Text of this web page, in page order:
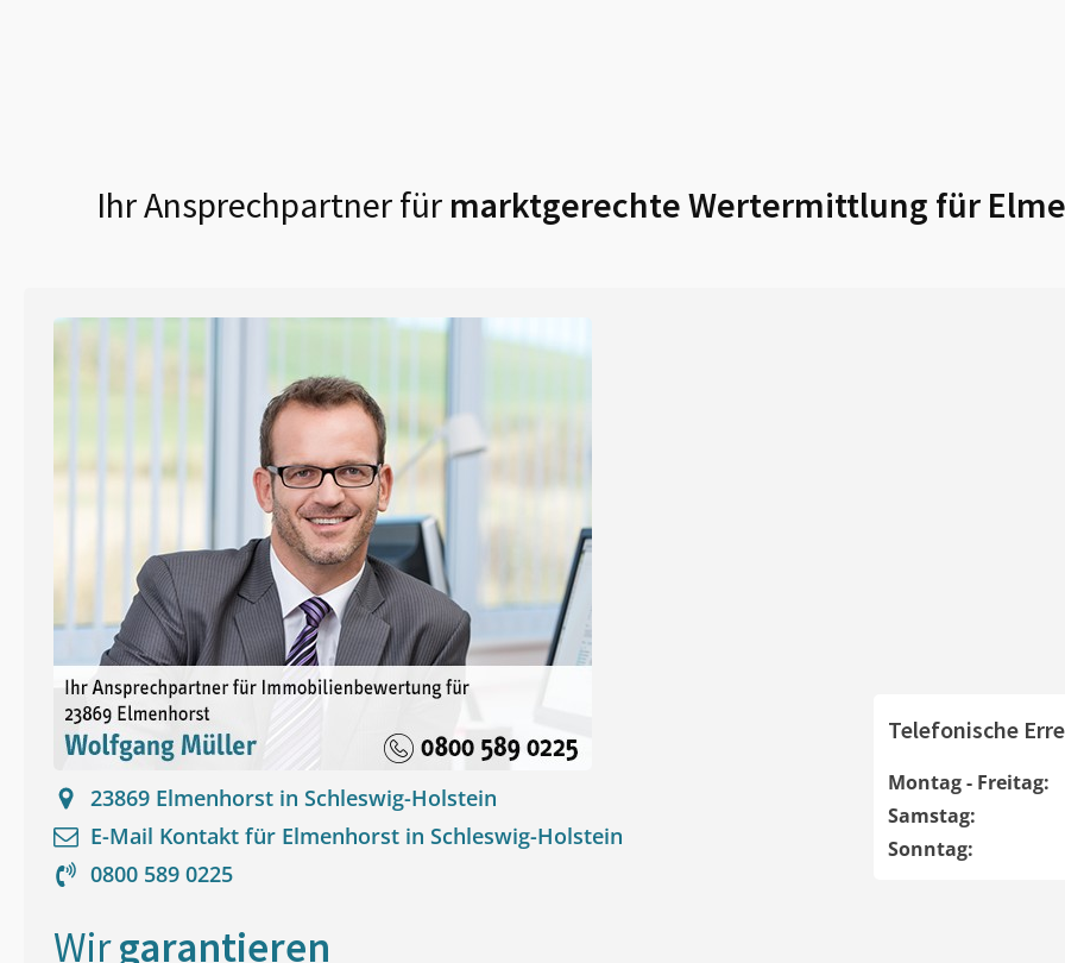
Ihr Ansprechpartner fürmarktgerechte Wertermittlung für
23869 Elmenhorst in Schleswig-Holstein
E-Mail Kontakt für Elmenhorst in Schleswig-Holstein
0800 589 0225
Telefonische
Montag - Freitag:
Samstag:
Sonntag:
Wirgarantieren